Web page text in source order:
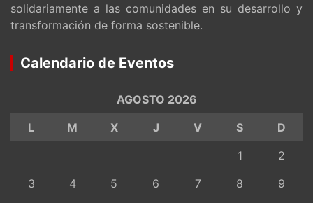
solidariamente a las comunidades en su desarrollo y
transformación de forma sostenible.
Calendario de Eventos
AGOSTO 2026
L
M X J V S
D
1
2
3
4 5 6 7 8
9